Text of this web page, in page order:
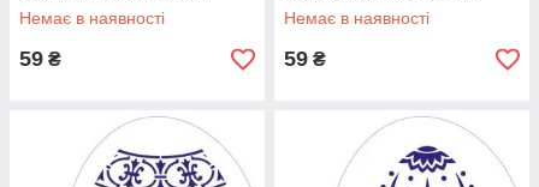
Немає в наявності
59 ₴
Немає в наявності
59 ₴